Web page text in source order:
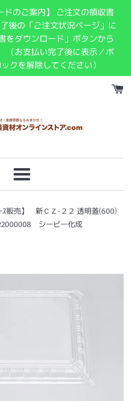
ドのご案内】 ご注文の領収書
了後の「ご注文状況ページ」に
をダウンロード」ボタンから
（お支払い完了後に表示／ポ
クを解除してください）
メ
ニ
ュ
ー
ｽ販売】 新ＣＺ-２２ 透明蓋(600)
シーピー化成